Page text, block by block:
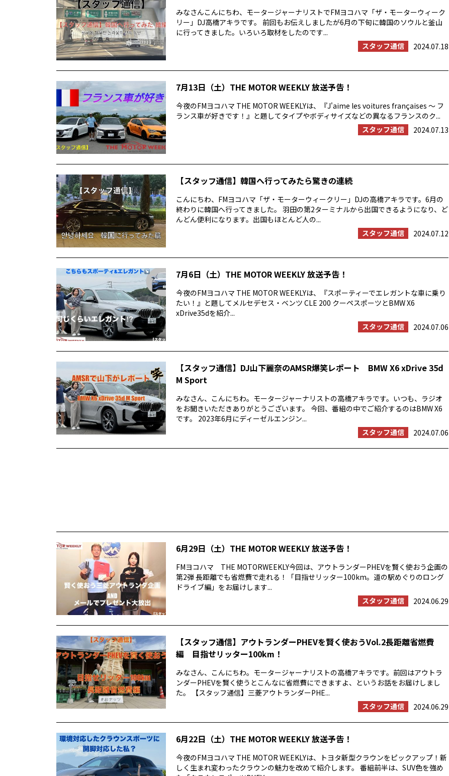
みなさんこんにちわ、モータージャーナリストでFMヨコハマ「ザ・モーターウィーク
リー」DJ高橋アキラです。 前回もお伝えしましたが6月の下旬に韓国のソウルと釜山
に行ってきました。いろいろ取材をしたのです...
スタッフ通信
2024.07.18
7月13日（土）THE MOTOR WEEKLY 放送予告！
今夜のFMヨコハマ THE MOTOR WEEKLYは、『J'aime les voitures françaises ～ フ
ランス車が好きです！』と題してタイプやボディサイズなどの異なるフランスのク...
スタッフ通信
2024.07.13
【スタッフ通信】韓国へ行ってみたら驚きの連続
こんにちわ、FMヨコハマ「ザ・モーターウィークリー」DJの高橋アキラです。6月の
終わりに韓国へ行ってきました。 羽田の第2ターミナルから出国できるようになり、ど
んどん便利になります。出国もほとんど人の...
スタッフ通信
2024.07.12
7月6日（土）THE MOTOR WEEKLY 放送予告！
今夜のFMヨコハマ THE MOTOR WEEKLYは、『スポーティーでエレガントな車に乗り
たい！』と題してメルセデセス・ベンツ CLE 200 クーペスポーツとBMW X6
xDrive35dを紹介...
スタッフ通信
2024.07.06
【スタッフ通信】DJ山下麗奈のAMSR爆笑レポート BMW X6 xDrive 35d
M Sport
みなさん、こんにちわ。モータージャーナリストの高橋アキラです。いつも、ラジオ
をお聞きいただきありがとうございます。 今回、番組の中でご紹介するのはBMW X6
です。 2023年6月にディーゼルエンジン...
スタッフ通信
2024.07.06
6月29日（土）THE MOTOR WEEKLY 放送予告！
FMヨコハマ THE MOTORWEEKLY今回は、アウトランダーPHEVを賢く使おう企画の
第2弾 長距離でも省燃費で走れる！「目指せリッター100km。道の駅めぐりのロング
ドライブ編」をお届けします...
スタッフ通信
2024.06.29
【スタッフ通信】アウトランダーPHEVを賢く使おうVol.2長距離省燃費
編 目指せリッター100km！
みなさん、こんにちわ。モータージャーナリストの高橋アキラです。前回はアウトラ
ンダーPHEVを賢く使うとこんなに省燃費にできますよ、というお話をお届けしまし
た。 【スタッフ通信】三菱アウトランダーPHE...
スタッフ通信
2024.06.29
6月22日（土）THE MOTOR WEEKLY 放送予告！
今夜のFMヨコハマ THE MOTOR WEEKLYは、トヨタ新型クラウンをピックアップ！新
しく生まれ変わったクラウンの魅力を改めて紹介します。 番組前半は、SUV色を強め